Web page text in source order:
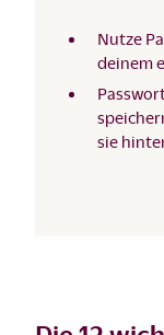
Nutze
deinem
sie